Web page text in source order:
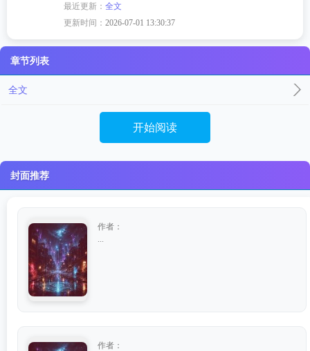
最近更新：全文
更新时间：2026-07-01 13:30:37
章节列表
全文
开始阅读
封面推荐
作者：
作者：